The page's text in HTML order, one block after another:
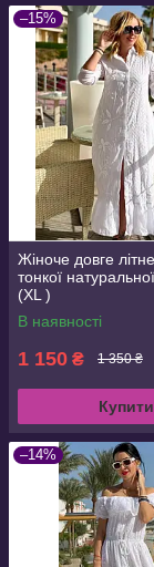
–15%
Жіноче довге
тонкої
(XL )
В наявності
1 150 ₴ 1 350 ₴
Купити
–14%